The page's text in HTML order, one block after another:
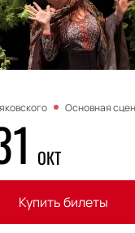
Основная
ОКТ
Купить билеты